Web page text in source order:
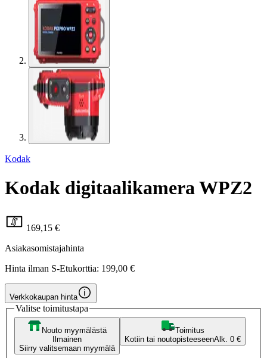
Kodak
Kodak digitaalikamera WPZ2
169,15 €
Asiakasomistajahinta
Hinta ilman S-Etukorttia: 199,00 €
Verkkokaupan hinta
Valitse toimitustapa
Nouto myymälästä
Ilmainen
Siirry valitsemaan myymälä
Toimitus
Kotiin tai noutopisteeseenAlk. 0 €